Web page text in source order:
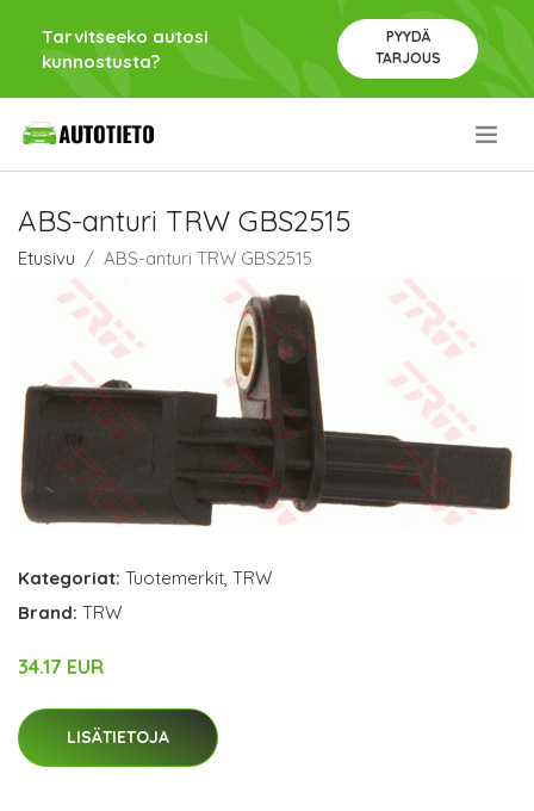
Tarvitseeko autosi
kunnostusta?
PYYDÄ
TARJOUS
ABS-anturi TRW GBS2515
Etusivu ABS-anturi TRW GBS2515
Kategoriat: Tuotemerkit, TRW
Brand: TRW
34.17 EUR
LISÄTIETOJA